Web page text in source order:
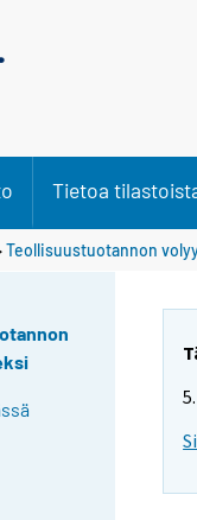
Tietoa
Teollisuustuotannon